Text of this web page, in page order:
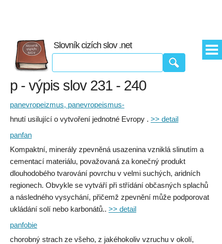
Slovník cizích slov .net
p - výpis slov 231 - 240
panevropeizmus, panevropeismus-
hnutí usilující o vytvoření jednotné Evropy . >> detail
panfan
Kompaktní, minerály zpevněná usazenina vzniklá slinutím a
cementací materiálu, považovaná za konečný produkt
dlouhodobého tvarování povrchu v velmi suchých, aridních
regionech. Obvykle se vytváří při střídání občasných splachů
a následného vysychání, přičemž zpevnění může podporovat
ukládání solí nebo karbonátů.. >> detail
panfobie
chorobný strach ze všeho, z jakéhokoliv vzruchu v okolí,